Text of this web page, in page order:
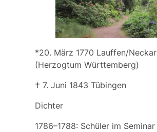
*20. März 1770 Lauffen/Neckar
(Herzogtum Württemberg)
† 7. Juni 1843 Tübingen
Dichter
1786–1788: Schüler im Seminar